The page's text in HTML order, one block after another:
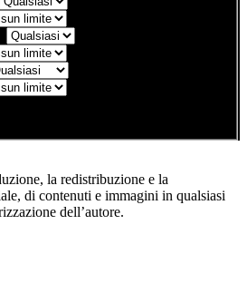
la redistribuzione e la
di contenuti e immagini in qualsiasi
dell’autore.